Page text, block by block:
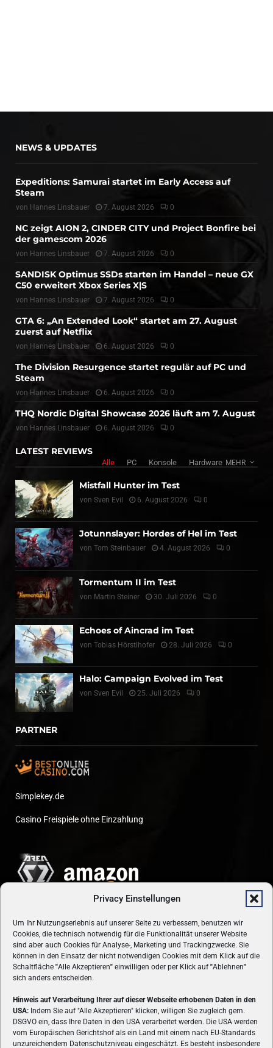
Privacy Einstellungen
Um Ihr Nutzungserlebnis auf unserer Seite zu verbessern, benutzen wir
Cookies, die technisch notwendig für die Funktionalität unserer Website
sind aber auch Cookies für Analyse-, Marketing und Trackingzwecke. Sie
können in den Einsatz der nicht notwendigen Cookies mit dem Klick auf die
Schaltfläche "Alle Akzeptieren" einwilligen oder per Klick auf"Ablehnen"
sich anders entscheiden.
Hinweis auf Verarbeitung Ihrer auf dieser Webseite erhobenen Daten in den
USA: Indem Sie auf "Alle Akzeptieren" klicken, willigen Sie zugleich gem.
DSGVO ein, dass Ihre Daten in den USA verarbeitet werden. Die USA werden
vom Europäischen Gerichtshof als ein Land mit einem nach EU-Standards
unzureichendem Datenschutzniveau eingeschätzt. Es besteht insbesondere
NEWS & UPDATES
Expeditions: Samurai startet im Early Access auf
Steam
von Hannes Linsbauer 7. August 2026 0
NC zeigt AION 2, CINDER CITY und Project Bonfire bei
der gamescom 2026
von Hannes Linsbauer 7. August 2026 0
SANDISK Optimus SSDs starten im Handel – neue GX
C50 erweitert Xbox Series X|S
von Hannes Linsbauer 7. August 2026 0
GTA 6: „An Extended Look“ startet am 27. August
zuerst auf Netflix
von Hannes Linsbauer 6. August 2026 0
The Division Resurgence startet regulär auf PC und
Steam
von Hannes Linsbauer 6. August 2026 0
THQ Nordic Digital Showcase 2026 läuft am 7. August
von Hannes Linsbauer 6. August 2026 0
LATEST REVIEWS
Alle PC Konsole Hardware MEHR
Mistfall Hunter im Test
von Sven Evil 6. August 2026 0
Jotunnslayer: Hordes of Hel im Test
von Tom Steinbauer 4. August 2026 0
Tormentum II im Test
von Martin Steiner 30. Juli 2026 0
Echoes of Aincrad im Test
von Tobias Hörstlhofer 28. Juli 2026 0
Halo: Campaign Evolved im Test
von Sven Evil 25. Juli 2026 0
PARTNER
Simplekey.de
Casino Freispiele ohne Einzahlung
ÜBER UNS
VON GAMERN, FÜR GAMER! Gamers.at ist das älteste Online-